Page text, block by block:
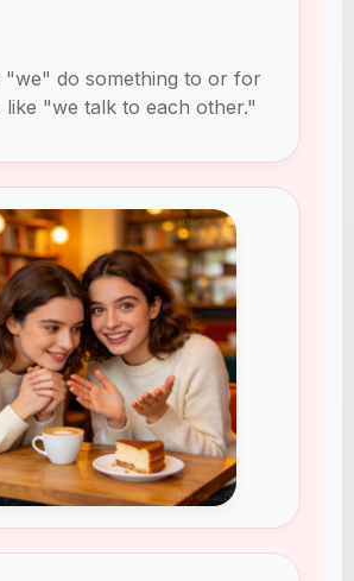
"we" do something to or for
like "we talk to each other."